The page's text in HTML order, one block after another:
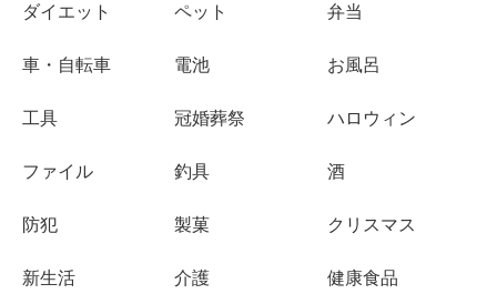
ダイエット ペット 弁当
車・自転車 電池 お風呂
工具 冠婚葬祭 ハロウィン
ファイル 釣具 酒
防犯 製菓 クリスマス
新生活 介護 健康食品